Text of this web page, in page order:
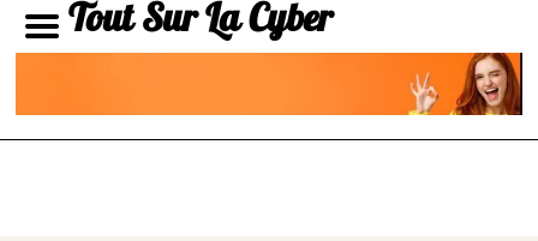
Tout Sur La Cyber